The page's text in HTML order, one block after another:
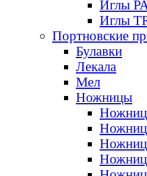
Иглы
Иглы
Портновские
Булавки
Лекала
Мел
Ножницы